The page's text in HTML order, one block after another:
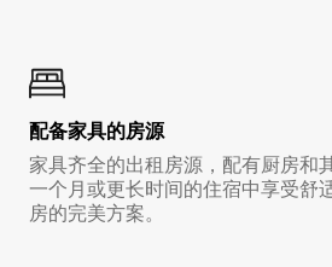
配备家具的房源
家具齐全的出租房源，配有厨房和
一个月或更长时间的住宿中享受舒
房的完美方案。